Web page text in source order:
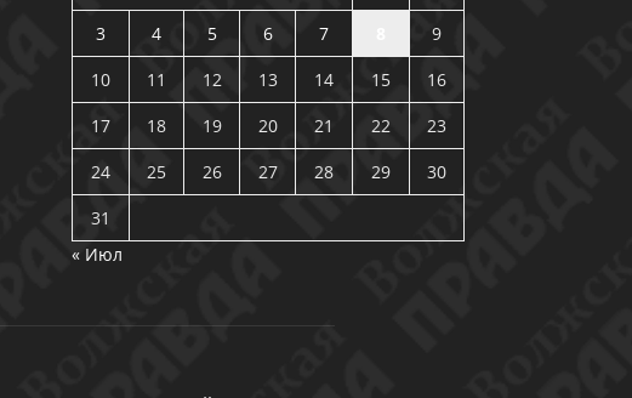
3
4 5 6 7
9
10
11 12 13 14 15
16
17
18 19 20 21 22
23
24
25 26 27 28 29
30
31
« Июл